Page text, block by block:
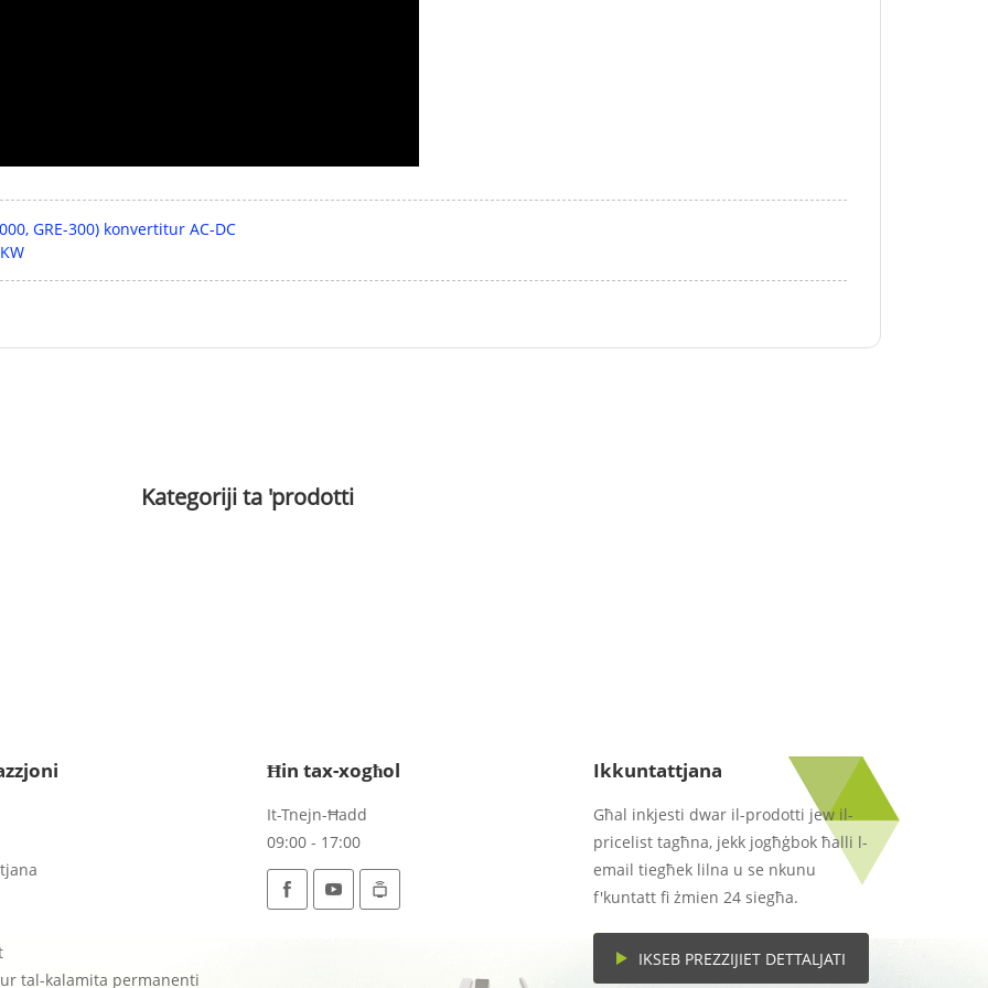
GRE-300) konvertitur AC-DC
Kategoriji ta 'prodotti
tal-kalamita permanenti
Ħin tax-xogħol
It-Tnejn-Ħadd
09:00 - 17:00
Ikkuntattjana
Għal inkjesti dwar il-prodotti jew il-
pricelist tagħna, jekk jogħġbok ħalli l-
email tiegħek lilna u se nkunu
f'kuntatt fi żmien 24 siegħa.
IKSEB PREZZIJIET DETTALJATI